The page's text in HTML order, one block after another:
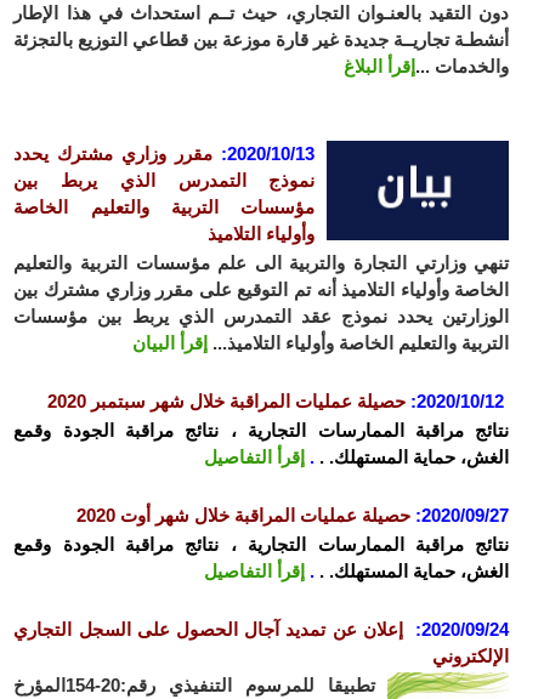
التقيد بالعنـوان التجاري، حيث تــم استحداث في هذا الإطار
تجاريــة جديدة غير قارة موزعة بين قطاعي التوزيع بالتجزئة
...إقرأ البلاغ
2020/10/13
: مقرر وزاري مشترك يحدد
نموذج التمدرس الذي يربط بين
مؤسسات التربية والتعليم الخاصة
وأولياء التلاميذ
وزارتي التجارة والتربية الى علم مؤسسات التربية والتعليم
وأولياء التلاميذ أنه تم التوقيع على مقرر وزاري مشترك بين
يحدد نموذج عقد التمدرس الذي يربط بين مؤسسات
والتعليم الخاصة وأولياء التلاميذ...إقرأ البيان
2020/10/
:حصيلة عمليات المراقبة خلال شهر سبتمبر 2020
مراقبة الممارسات التجارية ، نتائج مراقبة الجودة وقمع
حماية المستهلك. ..إقرأ التفاصيل
2020/
:حصيلة عمليات المراقبة خلال شهر أوت 2020
مراقبة الممارسات التجارية ، نتائج مراقبة الجودة وقمع
حماية المستهلك. ..إقرأ التفاصيل
2020/
:
إعلان عن تمديد آجال الحصول على السجل التجاري
تطبيقا للمرسوم التنفيذي رقم:20-154المؤرخ